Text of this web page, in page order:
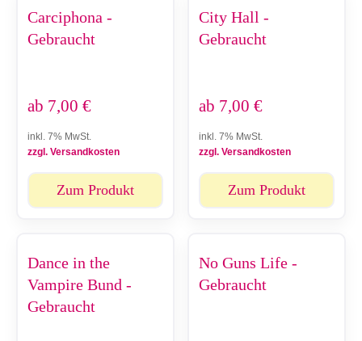
Carciphona -
Gebraucht
ab 7,00 €
inkl. 7% MwSt.
zzgl. Versandkosten
Zum Produkt
City Hall -
Gebraucht
ab 7,00 €
inkl. 7% MwSt.
zzgl. Versandkosten
Zum Produkt
Dance in the
Vampire Bund -
Gebraucht
No Guns Life -
Gebraucht